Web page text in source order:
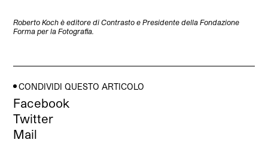
Roberto Koch è editore di Contrasto e Presidente della Fondazione
Forma per la Fotografia.
CONDIVIDI QUESTO ARTICOLO
Facebook
Twitter
Mail